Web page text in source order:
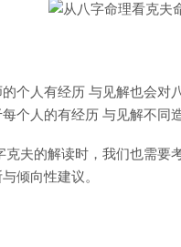
个人有经历 与见解也会对
个人的有经历 与见解不同
夫的解读时，我们也需
倾向性建议。